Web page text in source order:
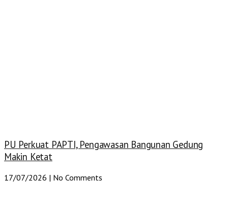
PU Perkuat PAPTI, Pengawasan Bangunan Gedung
Makin Ketat
17/07/2026 No Comments